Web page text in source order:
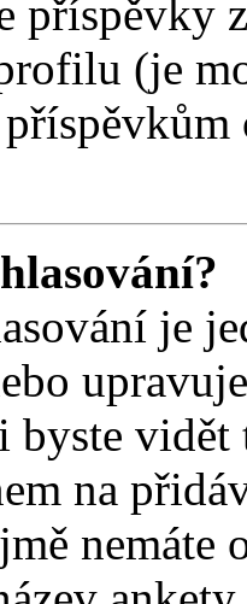
příspěvky
(je
je
byste
na